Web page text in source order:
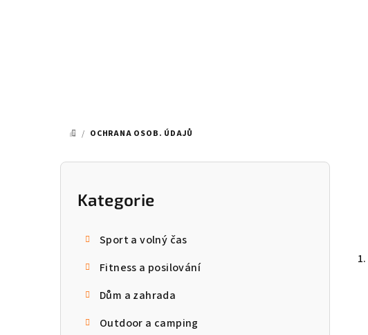
DOMŮ
/ OCHRANA OSOB. ÚDAJŮ
P
Přeskočit
kategorie
Kategorie
Sport a volný čas
Fitness a posilování
Dům a zahrada
Outdoor a camping